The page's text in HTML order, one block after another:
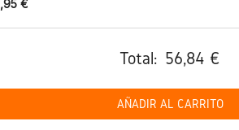
€
Total: 56,84 €
AÑADIR AL CARRITO